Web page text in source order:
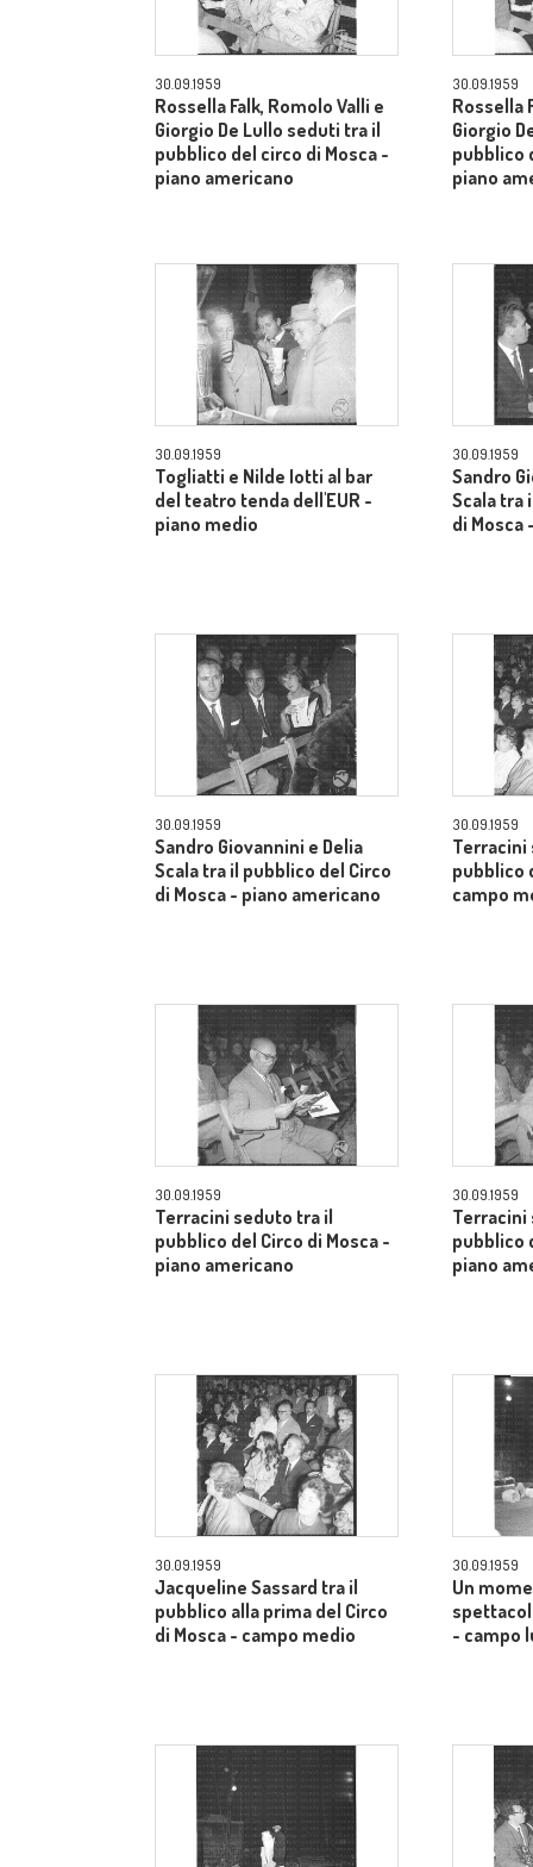
30.09.1959
Rossella Falk, Romolo Valli e
Giorgio De Lullo seduti tra il
pubblico del circo di Mosca -
piano americano
30.09.1959
Rossella
Giorgio
pubblico
piano
30.09.1959
Togliatti e Nilde Iotti al bar
del teatro tenda dell'EUR -
piano medio
30.09.1959
Sandro
Scala tra
di Mosca
30.09.1959
Sandro Giovannini e Delia
Scala tra il pubblico del Circo
di Mosca - piano americano
30.09.1959
Terracini
pubblico
campo
30.09.1959
Terracini seduto tra il
pubblico del Circo di Mosca -
piano americano
30.09.1959
Terracini
pubblico
piano
30.09.1959
Jacqueline Sassard tra il
pubblico alla prima del Circo
di Mosca - campo medio
30.09.1959
Un
- campo